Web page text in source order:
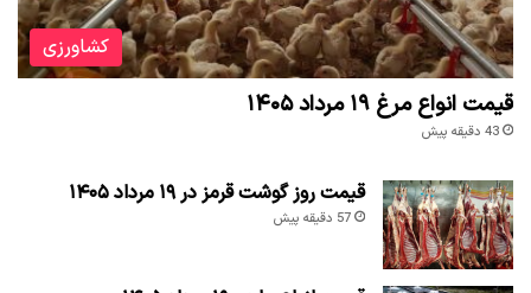
کشاورزی
قیمت انواع مرغ ۱۹ مرداد ۱۴۰۵
43 دقیقه پیش
قیمت روز گوشت قرمز در ۱۹ مرداد ۱۴۰۵
57 دقیقه پیش